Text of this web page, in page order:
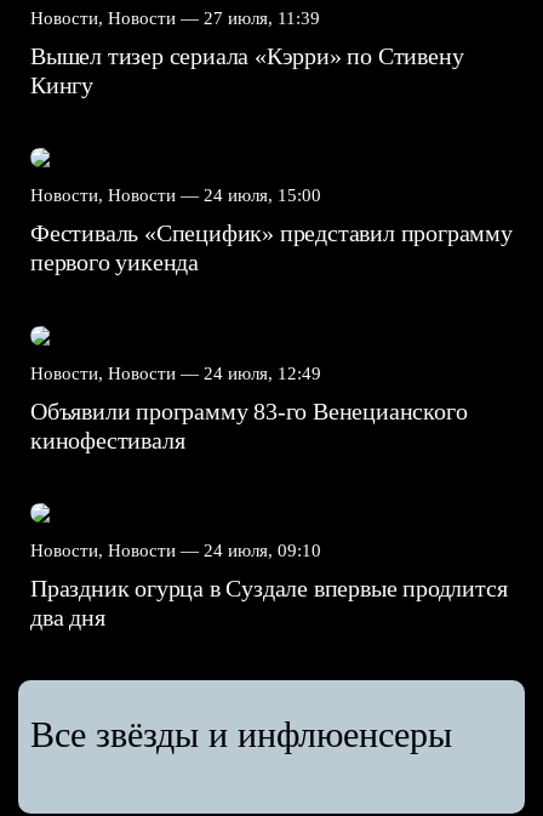
Новости, Новости — 27 июля, 11:39
Вышел тизер сериала «Кэрри» по Стивену
Кингу
Новости, Новости — 24 июля, 15:00
Фестиваль «Специфик» представил программу
первого уикенда
Новости, Новости — 24 июля, 12:49
Объявили программу 83-го Венецианского
кинофестиваля
Новости, Новости — 24 июля, 09:10
Праздник огурца в Суздале впервые продлится
два дня
Все звёзды и инфлюенсеры